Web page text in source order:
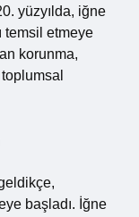
yüzyılda, iğne
temsil etmeye
korunma,
başladı. İğne